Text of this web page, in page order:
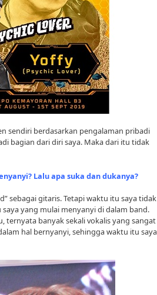
sendiri berdasarkan pengalaman pribadi
bagian dari diri saya. Maka dari itu tidak
Lalu apa suka dan dukanya?
sebagai gitaris. Tetapi waktu itu saya tidak
yang mulai menyanyi di dalam band.
ternyata banyak sekali vokalis yang sangat
hal bernyanyi, sehingga waktu itu saya